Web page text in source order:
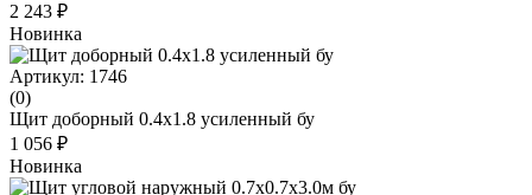
2 243 ₽
Новинка
Артикул: 1746
(0)
Щит доборный 0.4х1.8 усиленный бу
1 056 ₽
Новинка